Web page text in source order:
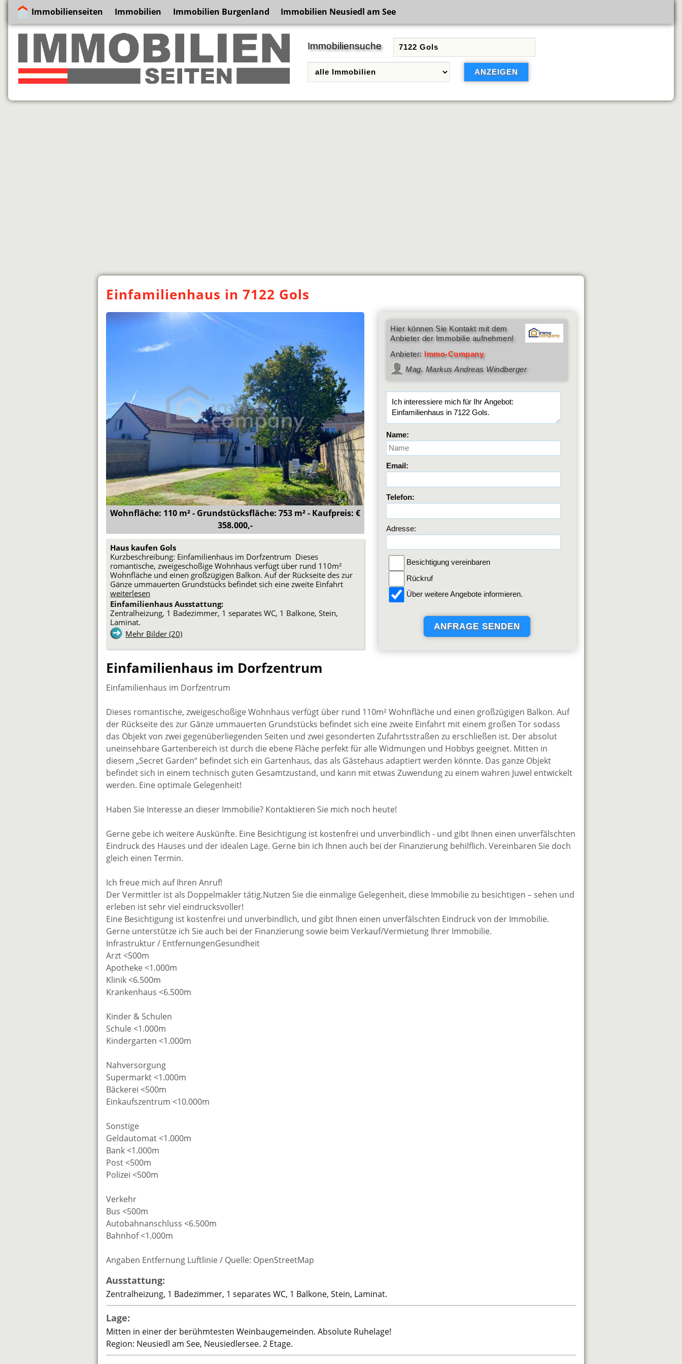
Immobilienseiten Immobilien Immobilien Burgenland Immobilien Neusiedl am See
Immobiliensuche
Einfamilienhaus in 7122 Gols
Wohnfläche: 110 m² - Grundstücksfläche: 753 m² - Kaufpreis: €
358.000,-
Haus kaufen Gols
Kurzbeschreibung: Einfamilienhaus im Dorfzentrum Dieses
romantische, zweigeschoßige Wohnhaus verfügt über rund 110m²
Wohnfläche und einen großzügigen Balkon. Auf der Rückseite des zur
Gänze ummauerten Grundstücks befindet sich eine zweite Einfahrt
weiterlesen
Einfamilienhaus Ausstattung:
Zentralheizung, 1 Badezimmer, 1 separates WC, 1 Balkone, Stein,
Laminat.
Mehr Bilder (20)
Hier können Sie Kontakt mit dem
Anbieter der Immobilie aufnehmen!
Anbieter: Immo-Company
Mag. Markus Andreas Windberger
Name:
Email:
Telefon:
Adresse:
Besichtigung vereinbaren
Rückruf
Über weitere Angebote informieren.
Einfamilienhaus im Dorfzentrum
Einfamilienhaus im Dorfzentrum
Dieses romantische, zweigeschoßige Wohnhaus verfügt über rund 110m² Wohnfläche und einen großzügigen Balkon. Auf
der Rückseite des zur Gänze ummauerten Grundstücks befindet sich eine zweite Einfahrt mit einem großen Tor sodass
das Objekt von zwei gegenüberliegenden Seiten und zwei gesonderten Zufahrtsstraßen zu erschließen ist. Der absolut
uneinsehbare Gartenbereich ist durch die ebene Fläche perfekt für alle Widmungen und Hobbys geeignet. Mitten in
diesem „Secret Garden“ befindet sich ein Gartenhaus, das als Gästehaus adaptiert werden könnte. Das ganze Objekt
befindet sich in einem technisch guten Gesamtzustand, und kann mit etwas Zuwendung zu einem wahren Juwel entwickelt
werden. Eine optimale Gelegenheit!
Haben Sie Interesse an dieser Immobilie? Kontaktieren Sie mich noch heute!
Gerne gebe ich weitere Auskünfte. Eine Besichtigung ist kostenfrei und unverbindlich - und gibt Ihnen einen unverfälschten
Eindruck des Hauses und der idealen Lage. Gerne bin ich Ihnen auch bei der Finanzierung behilflich. Vereinbaren Sie doch
gleich einen Termin.
Ich freue mich auf Ihren Anruf!
Der Vermittler ist als Doppelmakler tätig.Nutzen Sie die einmalige Gelegenheit, diese Immobilie zu besichtigen – sehen und
erleben ist sehr viel eindrucksvoller!
Eine Besichtigung ist kostenfrei und unverbindlich, und gibt Ihnen einen unverfälschten Eindruck von der Immobilie.
Gerne unterstütze ich Sie auch bei der Finanzierung sowie beim Verkauf/Vermietung Ihrer Immobilie.
Infrastruktur / EntfernungenGesundheit
Arzt <500m
Apotheke <1.000m
Klinik <6.500m
Krankenhaus <6.500m
Kinder & Schulen
Schule <1.000m
Kindergarten <1.000m
Nahversorgung
Supermarkt <1.000m
Bäckerei <500m
Einkaufszentrum <10.000m
Sonstige
Geldautomat <1.000m
Bank <1.000m
Post <500m
Polizei <500m
Verkehr
Bus <500m
Autobahnanschluss <6.500m
Bahnhof <1.000m
Angaben Entfernung Luftlinie / Quelle: OpenStreetMap
Ausstattung:
Zentralheizung, 1 Badezimmer, 1 separates WC, 1 Balkone, Stein, Laminat.
Lage:
Mitten in einer der berühmtesten Weinbaugemeinden. Absolute Ruhelage!
Region: Neusiedl am See, Neusiedlersee. 2 Etage.